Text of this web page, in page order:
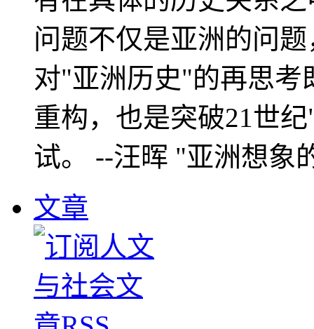
问题不仅是亚洲的问
对"亚洲历史"的再思考
重构，也是突破21世
试。 --汪晖 "亚洲想象
文章